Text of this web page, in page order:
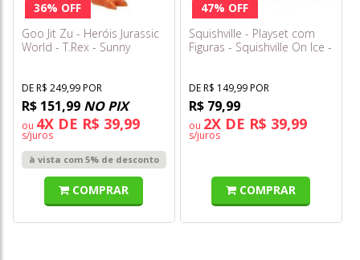
36% OFF
Goo Jit Zu - Heróis Jurassic
World - T.Rex - Sunny
DE R$ 249,99 POR
R$ 151,99 NO PIX
ou 4X DE R$ 39,99
s/juros
à vista com 5% de desconto
COMPRAR
47% OFF
Squishville - Playset com
Figuras - Squishville On Ice -
DE R$ 149,99 POR
R$ 79,99
ou 2X DE R$ 39,99
s/juros
COMPRAR